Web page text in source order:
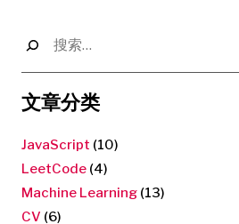
索：
文章分类
JavaScript (10)
LeetCode (4)
Machine Learning (13)
CV (6)